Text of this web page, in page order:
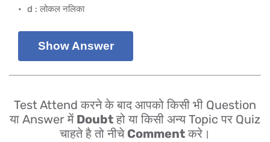
d : लोकल नलिका
Show Answer
Test Attend करने के बाद आपको किसी भी Question
या Answer में Doubtहो या किसी अन्य Topic पर Quiz
चाहते है तो नीचे Commentकरे।